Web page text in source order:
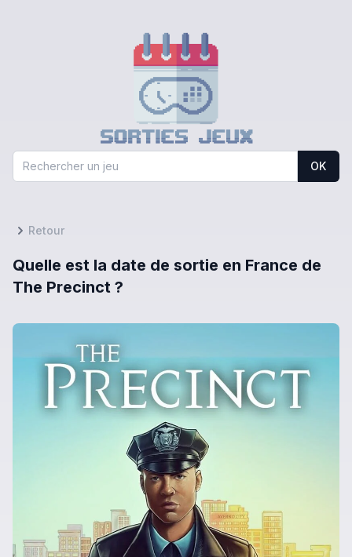
OK
Retour
Quelle est la date de sortie en France de
The Precinct ?